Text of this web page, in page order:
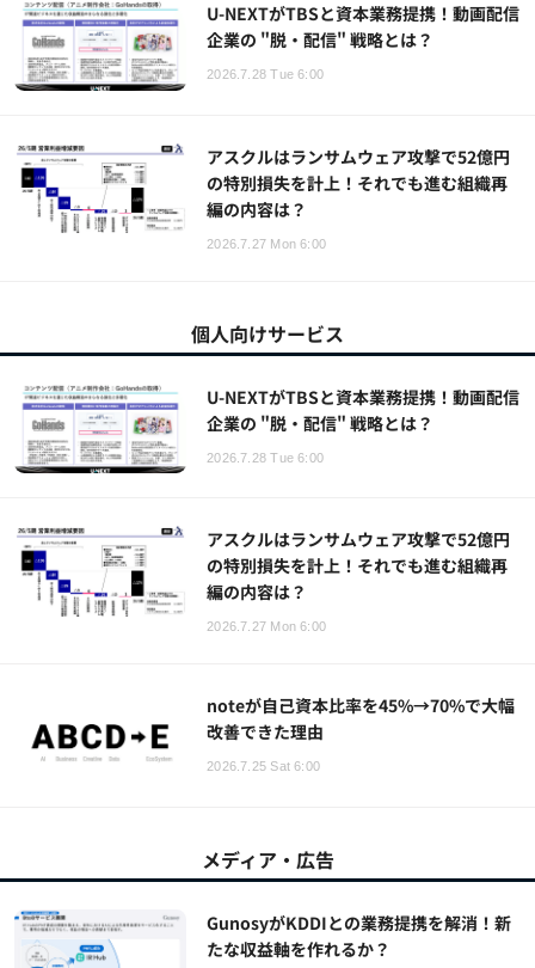
U-NEXTがTBSと資本業務提携！動画配信
企業の "脱・配信" 戦略とは？
2026.7.28 Tue 6:00
アスクルはランサムウェア攻撃で52億円
の特別損失を計上！それでも進む組織再
編の内容は？
2026.7.27 Mon 6:00
個人向けサービス
U-NEXTがTBSと資本業務提携！動画配信
企業の "脱・配信" 戦略とは？
2026.7.28 Tue 6:00
アスクルはランサムウェア攻撃で52億円
の特別損失を計上！それでも進む組織再
編の内容は？
2026.7.27 Mon 6:00
noteが自己資本比率を45%→70%で大幅
改善できた理由
2026.7.25 Sat 6:00
メディア・広告
GunosyがKDDIとの業務提携を解消！新
たな収益軸を作れるか？